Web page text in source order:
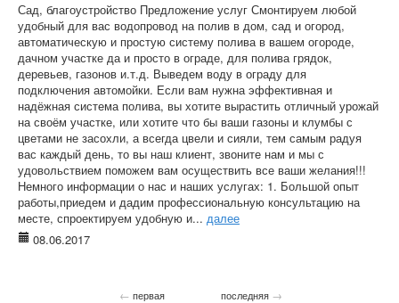
Сад, благоустройство Предложение услуг Смонтируем любой
удобный для вас водопровод на полив в дом, сад и огород,
автоматическую и простую систему полива в вашем огороде,
дачном участке да и просто в ограде, для полива грядок,
деревьев, газонов и.т.д. Выведем воду в ограду для
подключения автомойки. Если вам нужна эффективная и
надёжная система полива, вы хотите вырастить отличный урожай
на своём участке, или хотите что бы ваши газоны и клумбы с
цветами не засохли, а всегда цвели и сияли, тем самым радуя
вас каждый день, то вы наш клиент, звоните нам и мы с
удовольствием поможем вам осуществить все ваши желания!!!
Немного информации о нас и наших услугах: 1. Большой опыт
работы,приедем и дадим профессиональную консультацию на
месте, спроектируем удобную и... далее
08.06.2017
← первая последняя →